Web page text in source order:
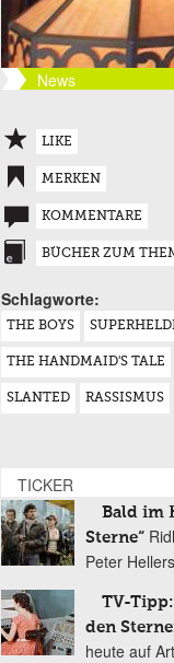
News
LIKE
MERKEN
KOMMENTARE
BÜCHER ZUM
Schlagworte:
THE BOYS
THE HANDMAID'S TALE
SLANTED RASSISMUS
TICKER
Bald im
Sterne“
Peter
TV-
den
heute auf